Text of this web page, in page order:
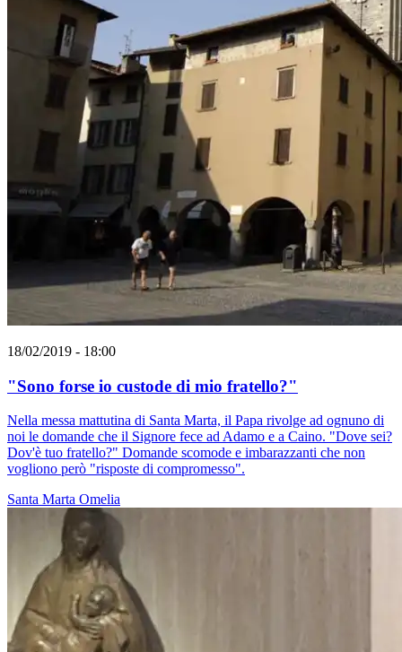
18/02/2019 - 18:00
"Sono forse io custode di mio fratello?"
Nella messa mattutina di Santa Marta, il Papa rivolge ad ognuno di
noi le domande che il Signore fece ad Adamo e a Caino. "Dove sei?
Dov'è tuo fratello?" Domande scomode e imbarazzanti che non
vogliono però "risposte di compromesso".
Santa Marta Omelia